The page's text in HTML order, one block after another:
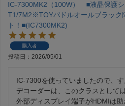
IC-7300MK2（100W） ■液晶保護
T1/7M2※TOYパドルオールブラック
ト！■(IC7300MK2)
購入者
投稿日 2026/05/01
IC-7300を使っていましたので、
デコーダーは、このクラスとして
外部ディスプレイ端子がHDMIは